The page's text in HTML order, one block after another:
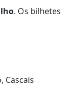
. Os bilhetes
Cascais